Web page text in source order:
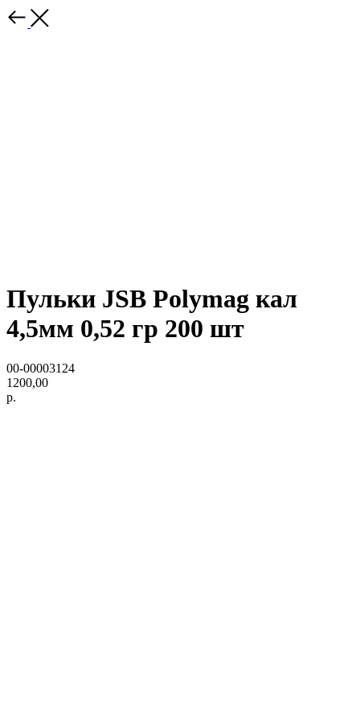
Пульки JSB Polymag кал
4,5мм 0,52 гр 200 шт
00-00003124
1200,00
р.